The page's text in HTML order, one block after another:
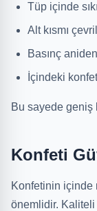
Tüp içinde
Alt kısmı
Basınç
İçindeki
Bu sayede geniş
Konfeti
Konfetinin içinde
önemlidir.